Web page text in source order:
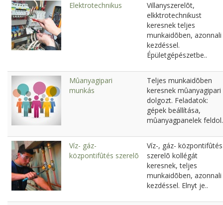
Elektrotechnikus
Villanyszerelõt,
elkktrotechnikust
keresnek teljes
munkaidõben, azonnali
kezdéssel.
Épületgépészetbe..
Mûanyagipari
munkás
Teljes munkaidõben
keresnek mûanyagipari
dolgozt. Feladatok:
gépek beállítása,
mûanyagpanelek
Víz- gáz-
központifûtés szerelõ
Víz-, gáz- központifûtés
szerelõ kollégát
keresnek, teljes
munkaidõben, azonnali
kezdéssel. Elnyt je..